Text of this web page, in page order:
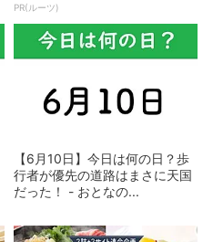
PR(ルーツ)
【6月10日】今日は何の日？歩
行者が優先の道路はまさに天国
だった！ - おとなの...